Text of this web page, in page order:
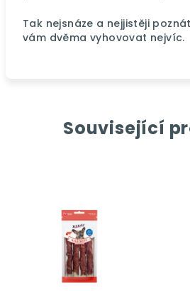
Tak nejsnáze a nejjistěji
vám dvěma vyhovovat nejvíc.
Související